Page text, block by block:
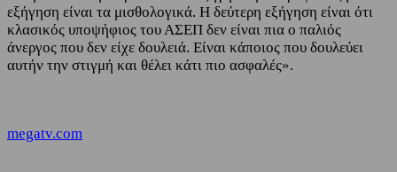
εξήγηση είναι τα μισθολογικά. Η δεύτερη εξήγηση είναι ότι
κλασικός υποψήφιος του ΑΣΕΠ δεν είναι πια ο παλιός
άνεργος που δεν είχε δουλειά. Είναι κάποιος που δουλεύει
αυτήν την στιγμή και θέλει κάτι πιο ασφαλές».
megatv.com